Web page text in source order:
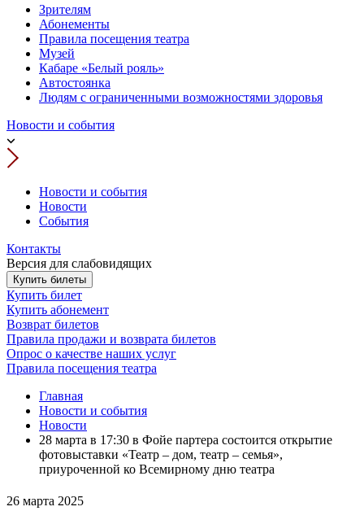
Зрителям
Абонементы
Правила посещения театра
Музей
Кабаре «Белый рояль»
Автостоянка
Людям с ограниченными возможностями здоровья
Новости и события
Новости и события
Новости
События
Контакты
Версия для слабовидящих
Купить билеты
Купить билет
Купить абонемент
Возврат билетов
Правила продажи и возврата билетов
Опрос о качестве наших услуг
Правила посещения театра
Главная
Новости и события
Новости
28 марта в 17:30 в Фойе партера состоится открытие
фотовыставки «Театр – дом, театр – семья»,
приуроченной ко Всемирному дню театра
26 марта 2025